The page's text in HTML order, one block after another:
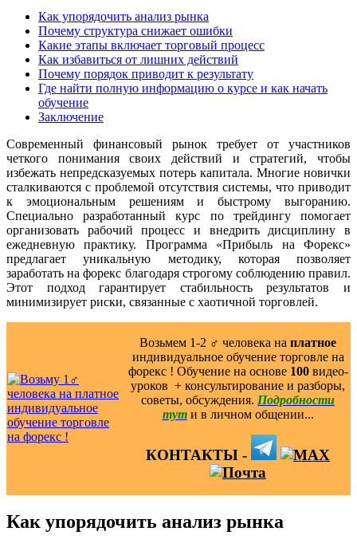
Как упорядочить анализ рынка
Почему структура снижает ошибки
Какие этапы включает торговый процесс
Как избавиться от лишних действий
Почему порядок приводит к результату
Где найти полную информацию о курсе и как начать
обучение
Заключение
Современный финансовый рынок требует от участников
четкого понимания своих действий и стратегий, чтобы
избежать непредсказуемых потерь капитала. Многие новички
сталкиваются с проблемой отсутствия системы, что приводит
к эмоциональным решениям и быстрому выгоранию.
Специально разработанный курс по трейдингу помогает
организовать рабочий процесс и внедрить дисциплину в
ежедневную практику. Программа «Прибыль на Форекс»
предлагает уникальную методику, которая позволяет
заработать на форекс благодаря строгому соблюдению правил.
Этот подход гарантирует стабильность результатов и
минимизирует риски, связанные с хаотичной торговлей.
Возьмем 1-2 ‍♂️ человека на платное
индивидуальное обучение торговле на
форекс ! Обучение на основе 100видео-
уроков ️ + консультирование и разборы,
советы, обсуждения. Подробности
тут и в личном общении...
КОНТАКТЫ -
Как упорядочить анализ рынка